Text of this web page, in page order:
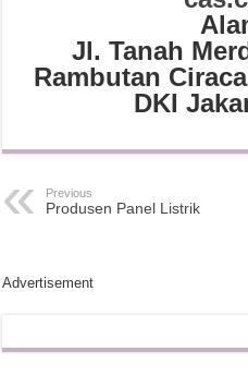
Jl. Tanah
Rambutan
DKI
Previous
Produsen Panel Listrik
Advertisement